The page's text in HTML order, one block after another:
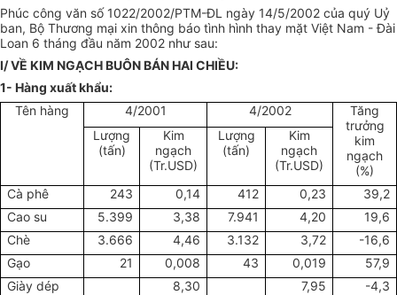
Phúc công văn số 1022/2002/PTM-ĐL ngày 14/5/2002 của quý Uỷ
ban, Bộ Thương mại xin thông báo tình hình thay mặt Việt Nam - Đài
Loan 6 tháng đầu năm 2002 như sau:
I/ VỀ KIM NGẠCH BUÔN BÁN HAI CHIỀU:
1- Hàng xuất khẩu:
Tên hàng
4/2001 4/2002
Tăng
trưởng
kim
ngạch
(%)
Lượng
(tấn)
Kim
ngạch
(Tr.USD)
Lượng
(tấn)
Kim
ngạch
(Tr.USD)
Cà phê
243 0,14 412 0,23
39,2
Cao su
5.399 3,38 7.941 4,20
19,6
Chè
3.666 4,46 3.132 3,72
-16,6
Gạo
21 0,008 43 0,019
57,9
Giày dép
8,30 7,95
-4,3